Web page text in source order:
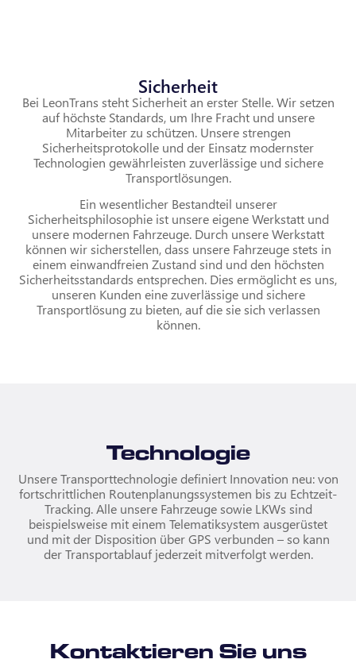
Sicherheit
Bei LeonTrans steht Sicherheit an erster Stelle. Wir setzen
auf höchste Standards, um Ihre Fracht und unsere
Mitarbeiter zu schützen. Unsere strengen
Sicherheitsprotokolle und der Einsatz modernster
Technologien gewährleisten zuverlässige und sichere
Transportlösungen.
Ein wesentlicher Bestandteil unserer
Sicherheitsphilosophie ist unsere eigene Werkstatt und
unsere modernen Fahrzeuge. Durch unsere Werkstatt
können wir sicherstellen, dass unsere Fahrzeuge stets in
einem einwandfreien Zustand sind und den höchsten
Sicherheitsstandards entsprechen. Dies ermöglicht es uns,
unseren Kunden eine zuverlässige und sichere
Transportlösung zu bieten, auf die sie sich verlassen
können.
Technologie
Unsere Transporttechnologie definiert Innovation neu: von
fortschrittlichen Routenplanungssystemen bis zu Echtzeit-
Tracking. Alle unsere Fahrzeuge sowie LKWs sind
beispielsweise mit einem Telematiksystem ausgerüstet
und mit der Disposition über GPS verbunden – so kann
der Transportablauf jederzeit mitverfolgt werden.
Kontaktieren Sie uns